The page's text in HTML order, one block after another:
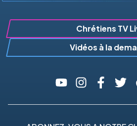
Chrétiens TV
Vidéos à la